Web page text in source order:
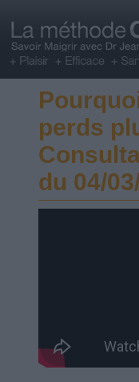
perds
du 04/